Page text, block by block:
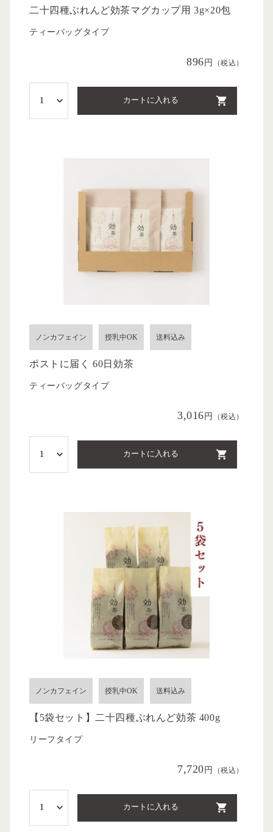
二十四種ぶれんど効茶マグカップ用 3g×20包
ティーバッグタイプ
896 円 （税込）
カートに入れる
ノンカフェイン 授乳中OK 送料込み
ポストに届く 60日効茶
ティーバッグタイプ
3,016 円 （税込）
カートに入れる
ノンカフェイン 授乳中OK 送料込み
【5袋セット】二十四種ぶれんど効茶 400g
リーフタイプ
7,720円 （税込）
カートに入れる